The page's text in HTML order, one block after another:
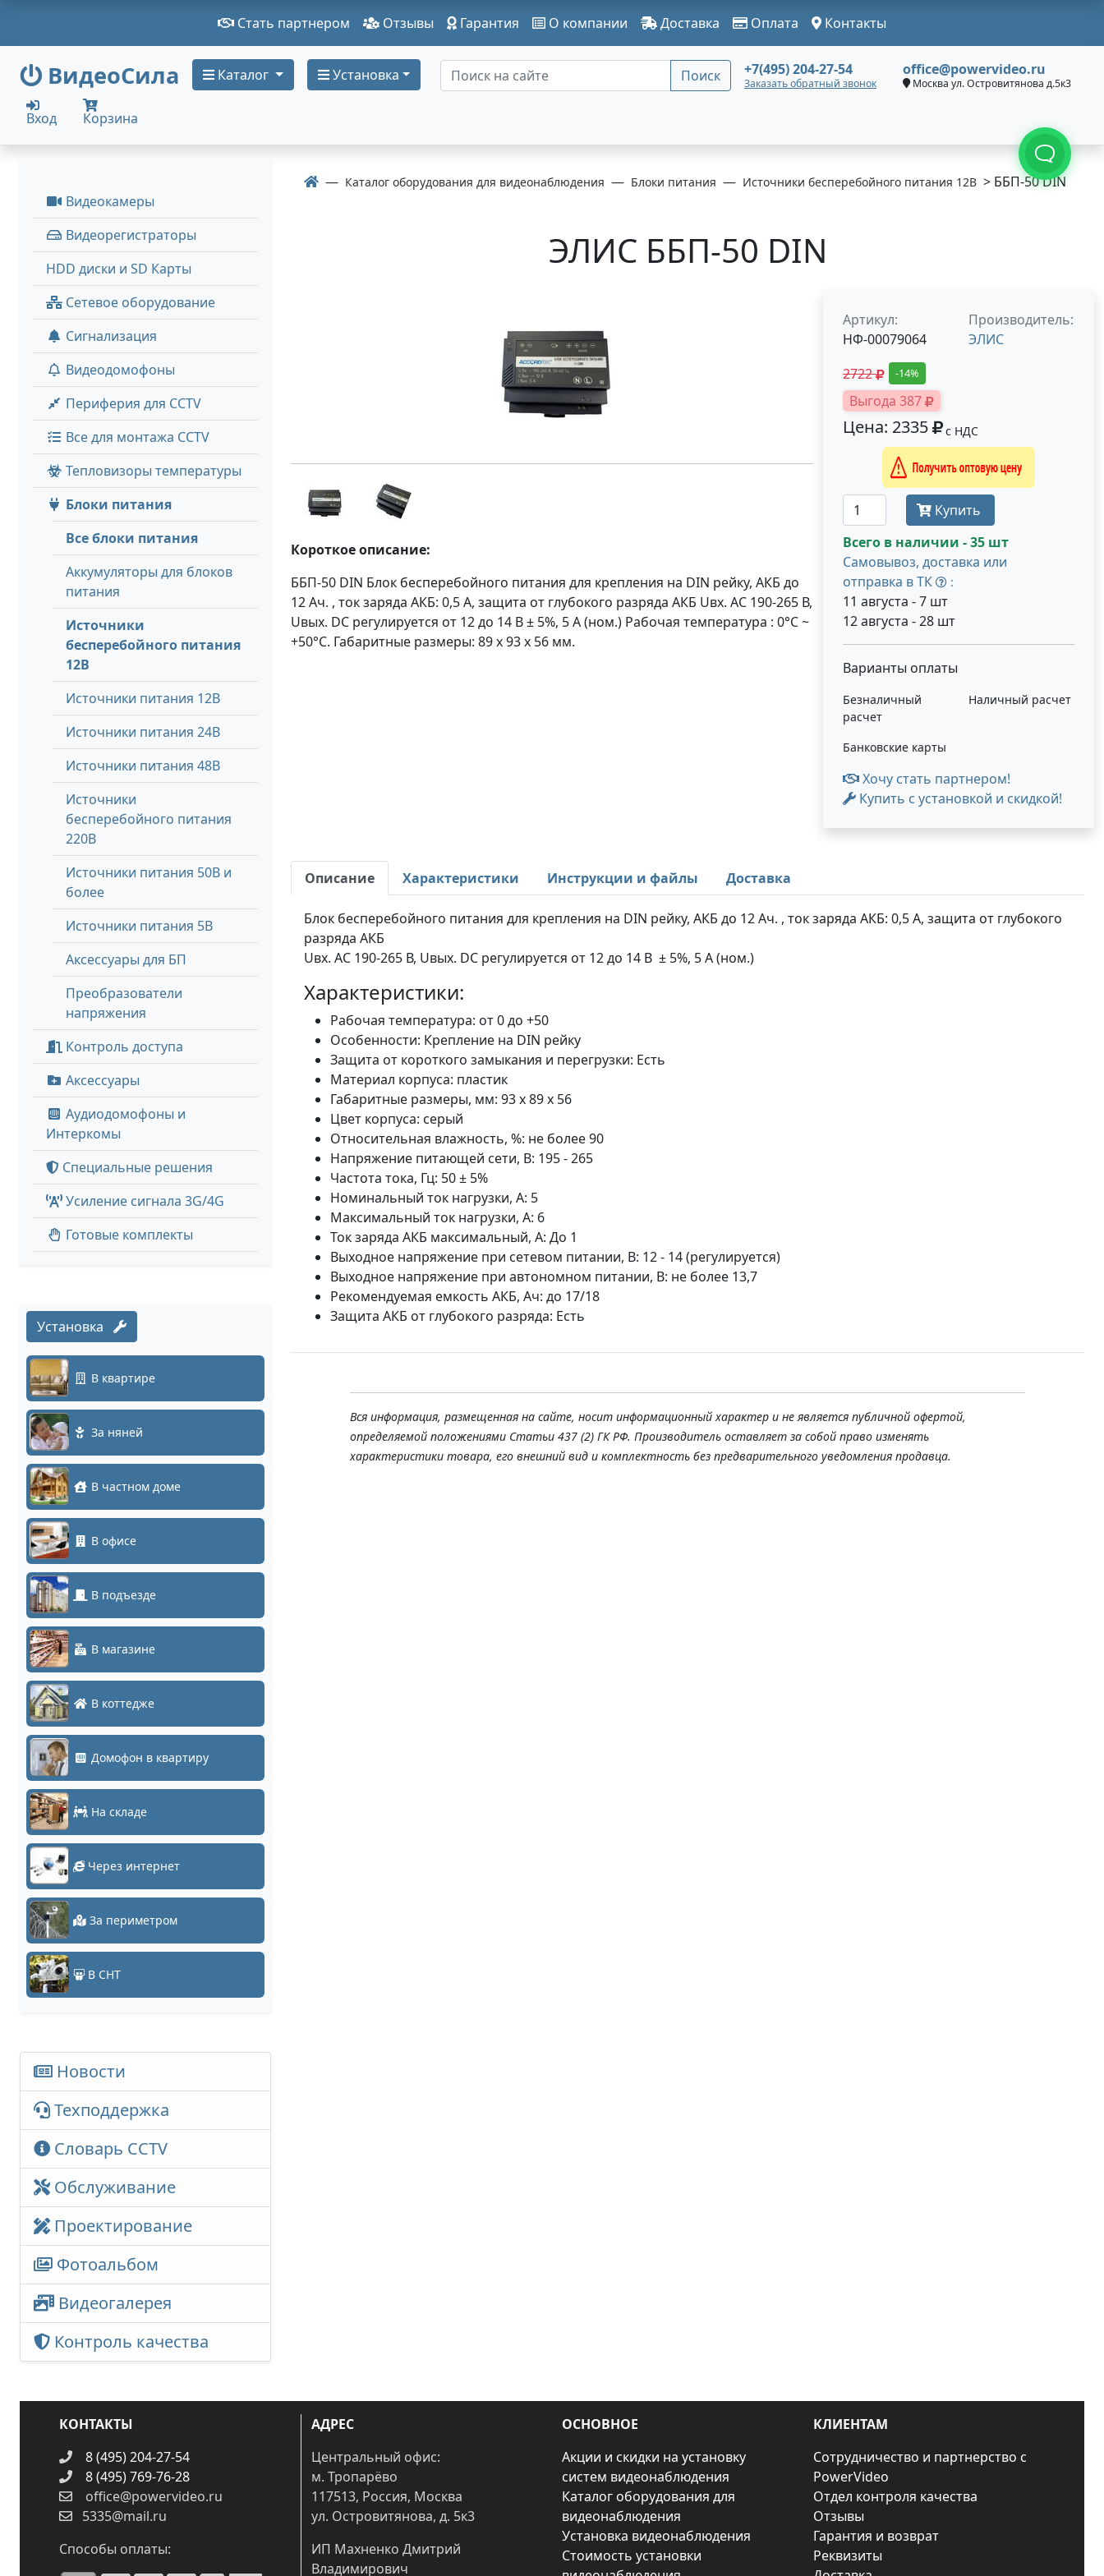
Стать партнером Отзывы Гарантия О компании Доставка Оплата Контакты
ВидеоСила Каталог Установка Поиск +7(495) 204-27-54
Заказать обратный звонок
office@powervideo.ru
Москва ул. Островитянова д.5к3
Вход Корзина
Видеокамеры
Видеорегистраторы
HDD диски и SD Карты
Сетевое оборудование
Сигнализация
Видеодомофоны
Периферия для CCTV
Все для монтажа CCTV
Тепловизоры температуры
Блоки питания
Все блоки питания
Аккумуляторы для блоков
питания
Источники
бесперебойного питания
12В
Источники питания 12В
Источники питания 24В
Источники питания 48В
Источники
бесперебойного питания
220В
Источники питания 50В и
более
Источники питания 5В
Аксессуары для БП
Преобразователи
напряжения
Контроль доступа
Аксессуары
Аудиодомофоны и
Интеркомы
Специальные решения
Усиление сигнала 3G/4G
Готовые комплекты
Установка
В квартире
За няней
В частном доме
В офисе
В подъезде
В магазине
В коттедже
Домофон в квартиру
На складе
Через интернет
За периметром
В СНТ
Новости
Техподдержка
Словарь CCTV
Обслуживание
Проектирование
Фотоальбом
Видеогалерея
Контроль качества
Каталог оборудования для видеонаблюдения Блоки питания Источники бесперебойного питания 12В > ББП-50 DIN
ЭЛИС ББП-50 DIN
Короткое описание:
ББП-50 DIN Блок бесперебойного питания для крепления на DIN рейку, АКБ до
12 Ач. , ток заряда АКБ: 0,5 А, защита от глубокого разряда АКБ Uвх. AC 190-265 В,
Uвых. DC регулируется от 12 до 14 В ± 5%, 5 А (ном.) Рабочая температура : 0°C ~
+50°C. Габаритные размеры: 89 х 93 х 56 мм.
Артикул:
НФ-00079064
Производитель:
ЭЛИС
2722
-14%
Выгода 387
Цена: 2335 с НДС
Получить оптовую цену
Купить
Всего в наличии - 35 шт
Самовывоз, доставка или
отправка в ТК
:
11 августа - 7 шт
12 августа - 28 шт
Варианты оплаты
Безналичный
расчет
Наличный расчет
Банковские карты
Хочу стать партнером!
Купить с установкой и скидкой!
Описание Характеристики Инструкции и файлы Доставка
Блок бесперебойного питания для крепления на DIN рейку, АКБ до 12 Ач. , ток заряда АКБ: 0,5 А, защита от глубокого
разряда АКБ
Uвх. AC 190-265 В, Uвых. DC регулируется от 12 до 14 В ± 5%, 5 А (ном.)
Характеристики:
Рабочая температура: от 0 до +50
Особенности: Крепление на DIN рейку
Защита от короткого замыкания и перегрузки: Есть
Материал корпуса: пластик
Габаритные размеры, мм: 93 х 89 х 56
Цвет корпуса: серый
Относительная влажность, %: не более 90
Напряжение питающей сети, В: 195 - 265
Частота тока, Гц: 50 ± 5%
Номинальный ток нагрузки, А: 5
Максимальный ток нагрузки, А: 6
Ток заряда АКБ максимальный, А: До 1
Выходное напряжение при сетевом питании, В: 12 - 14 (регулируется)
Выходное напряжение при автономном питании, В: не более 13,7
Рекомендуемая емкость АКБ, Ач: до 17/18
Защита АКБ от глубокого разряда: Есть
Вся информация, размещенная на сайте, носит информационный характер и не является публичной офертой,
определяемой положениями Статьи 437 (2) ГК РФ. Производитель оставляет за собой право изменять
характеристики товара, его внешний вид и комплектность без предварительного уведомления продавца.
КОНТАКТЫ
8 (495) 204-27-54
8 (495) 769-76-28
office@powervideo.ru
5335@mail.ru
Способы оплаты:
АДРЕС
Центральный офис:
м. Тропарёво
117513, Россия, Москва
ул. Островитянова, д. 5к3
ИП Махненко Дмитрий
Владимирович
ОСНОВНОЕ
Акции и скидки на установку
систем видеонаблюдения
Каталог оборудования для
видеонаблюдения
Установка видеонаблюдения
Стоимость установки
КЛИЕНТАМ
Сотрудничество и партнерство с
PowerVideo
Отдел контроля качества
Отзывы
Гарантия и возврат
Реквизиты